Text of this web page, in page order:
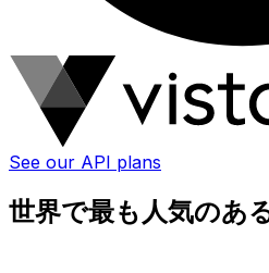
See our API plans
世界で最も人気のあ